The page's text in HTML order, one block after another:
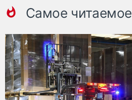
Самое читаемое